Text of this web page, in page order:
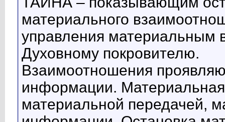
материального
управления материальным
Духовному покровителю.
Взаимоотношения
информации.
материальной передачей,